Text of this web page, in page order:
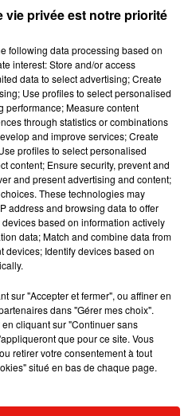
Blanco invite Selena Gomez et
sur son nouveau single
invite Charlie Puth pour une
solaire
prendra une pause après
mondiale
Malade emmène Styleto
trip dans son nouveau clip
vie privée est notre priorité
following data processing based on
interest: Store and/or access
data to select advertising; Create
Use profiles to select personalised
performance; Measure content
through statistics or combinations
and improve services; Create
profiles to select personalised
content; Ensure security, prevent and
and present advertising and content;
These technologies may
address and browsing data to offer
based on information actively
data; Match and combine data from
devices; Identify devices based on
sur "Accepter et fermer", ou affiner en
dans "Gérer mes choix".
cliquant sur "Continuer sans
que pour ce site. Vous
retirer votre consentement à tout
situé en bas de chaque page.